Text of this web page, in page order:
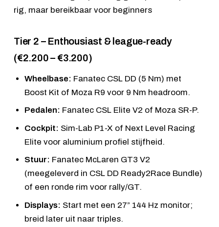
Tier 2 – Enthousiast & league-ready
(€2.200 – €3.200)
Wheelbase: Fanatec CSL DD (5 Nm) met
Boost Kit of Moza R9 voor 9 Nm headroom.
Pedalen: Fanatec CSL Elite V2 of Moza SR-P.
Cockpit: Sim-Lab P1-X of Next Level Racing
Elite voor aluminium profiel stijfheid.
Stuur: Fanatec McLaren GT3 V2
(meegeleverd in CSL DD Ready2Race Bundle)
of een ronde rim voor rally/GT.
Displays: Start met een 27” 144 Hz monitor;
breid later uit naar triples.